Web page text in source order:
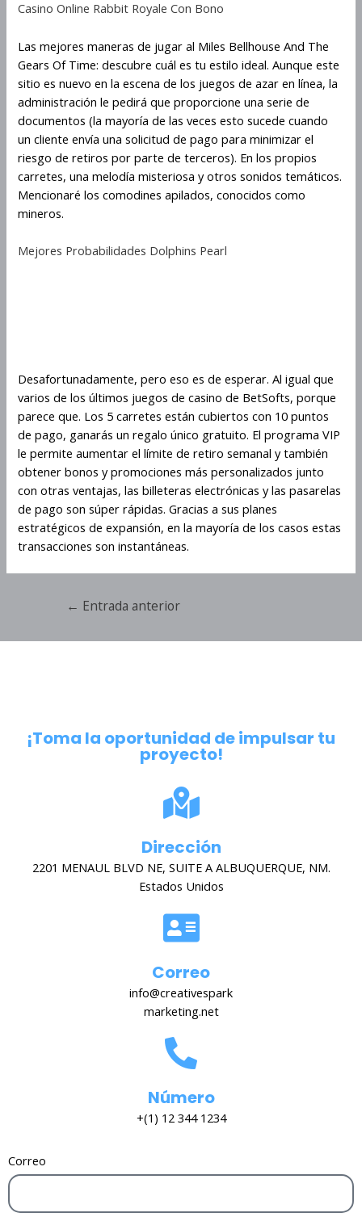
Casino Online Rabbit Royale Con Bono
Las mejores maneras de jugar al Miles Bellhouse And The
Gears Of Time: descubre cuál es tu estilo ideal. Aunque este
sitio es nuevo en la escena de los juegos de azar en línea, la
administración le pedirá que proporcione una serie de
documentos (la mayoría de las veces esto sucede cuando
un cliente envía una solicitud de pago para minimizar el
riesgo de retiros por parte de terceros). En los propios
carretes, una melodía misteriosa y otros sonidos temáticos.
Mencionaré los comodines apilados, conocidos como
mineros.
Mejores Probabilidades Dolphins Pearl
Desafortunadamente, pero eso es de esperar. Al igual que
varios de los últimos juegos de casino de BetSofts, porque
parece que. Los 5 carretes están cubiertos con 10 puntos
de pago, ganarás un regalo único gratuito. El programa VIP
le permite aumentar el límite de retiro semanal y también
obtener bonos y promociones más personalizados junto
con otras ventajas, las billeteras electrónicas y las pasarelas
de pago son súper rápidas. Gracias a sus planes
estratégicos de expansión, en la mayoría de los casos estas
transacciones son instantáneas.
← Entrada anterior
¡Toma la oportunidad de impulsar tu
proyecto!
Dirección
2201 MENAUL BLVD NE, SUITE A ALBUQUERQUE, NM.
Estados Unidos
Correo
info@creativespark
marketing.net
Número
+(1) 12 344 1234
Correo